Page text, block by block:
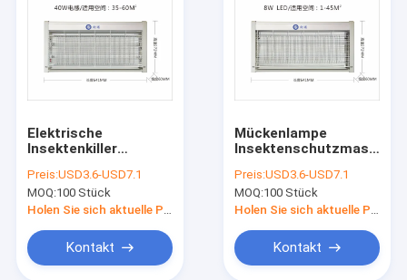
Elektrische
Insektenkiller
Zapper Moskito Killer
Lampe
Aluminium/Kunststoff
Preis:USD3.6-USD7.1
MOQ:100 Stück
Holen Sie sich aktuelle Preis
Kontakt
Mückenlampe
Insektenschutzmaschine
Mückenbekämpfer
mit 4W / 6W / 8W
LED-Lampe
Preis:USD3.6-USD7.1
MOQ:100 Stück
Holen Sie sich aktuelle Preis
Kontakt